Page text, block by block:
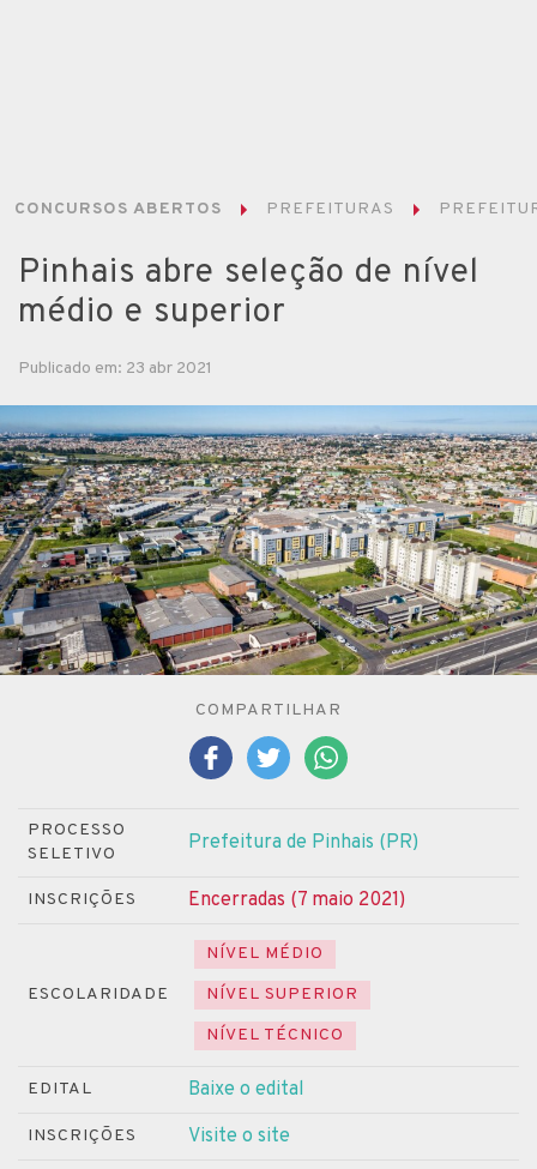
CONCURSOS ABERTOS PREFEITURAS
Pinhais abre seleção de nível
médio e superior
Publicado em: 23 abr 2021
COMPARTILHAR
PROCESSO
SELETIVO
Prefeitura de Pinhais (PR)
INSCRIÇÕES Encerradas (7 maio 2021)
ESCOLARIDADE
NÍVEL MÉDIO
NÍVEL SUPERIOR
NÍVEL TÉCNICO
EDITAL Baixe o edital
INSCRIÇÕES Visite o site